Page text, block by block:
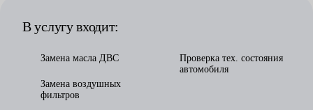
В услугу входит:
Замена масла ДВС
Замена воздушных
фильтров
Проверка тех. состояния
автомобиля